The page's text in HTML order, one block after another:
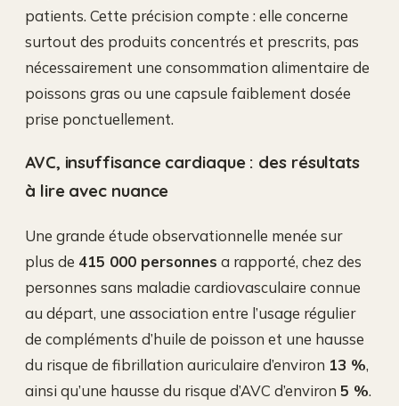
patients. Cette précision compte : elle concerne
surtout des produits concentrés et prescrits, pas
nécessairement une consommation alimentaire de
poissons gras ou une capsule faiblement dosée
prise ponctuellement.
AVC, insuffisance cardiaque : des résultats
à lire avec nuance
Une grande étude observationnelle menée sur
plus de 415 000 personnes a rapporté, chez des
personnes sans maladie cardiovasculaire connue
au départ, une association entre l’usage régulier
de compléments d’huile de poisson et une hausse
du risque de fibrillation auriculaire d’environ 13 %,
ainsi qu’une hausse du risque d’AVC d’environ 5 %.